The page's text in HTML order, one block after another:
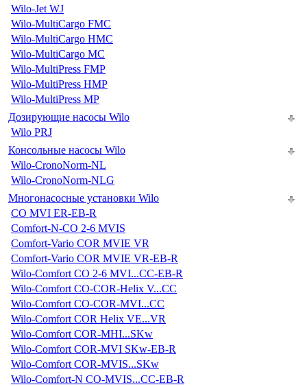
Wilo-Jet WJ
Wilo-MultiCargo FMC
Wilo-MultiCargo HMC
Wilo-MultiCargo MC
Wilo-MultiPress FMP
Wilo-MultiPress HMP
Wilo-MultiPress MP
Дозирующие насосы Wilo
Wilo PRJ
Консольные насосы Wilo
Wilo-CronoNorm-NL
Wilo-CronoNorm-NLG
Многонасосные установки Wilo
CO MVI ER-EB-R
Comfort-N-CO 2-6 MVIS
Comfort-Vario COR MVIE VR
Comfort-Vario COR MVIE VR-EB-R
Wilo-Comfort CO 2-6 MVI...CC-EB-R
Wilo-Comfort CO-COR-Helix V...CC
Wilo-Comfort CO-COR-MVI...CC
Wilo-Comfort COR Helix VE...VR
Wilo-Comfort COR-MHI...SKw
Wilo-Comfort COR-MVI SKw-EB-R
Wilo-Comfort COR-MVIS...SKw
Wilo-Comfort-N CO-MVIS...CC-EB-R